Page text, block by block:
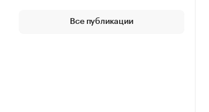
Все публикации